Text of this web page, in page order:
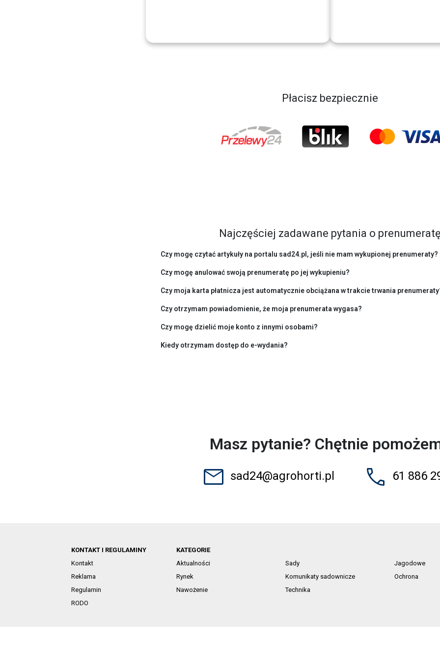
Płacisz bezpiecznie
Najczęściej zadawane pytania o
Czy mogę czytać artykuły na portalu sad24.pl, jeśli nie mam wykupionej prenumeraty?
Czy mogę anulować swoją prenumeratę po jej wykupieniu?
Czy moja karta płatnicza jest automatycznie obciążana w trakcie trwania
Czy otrzymam powiadomienie, że moja prenumerata wygasa?
Czy mogę dzielić moje konto z innymi osobami?
Kiedy otrzymam dostęp do e-wydania?
Masz pytanie? Chętnie
sad24@agrohorti.pl 61 886
KONTAKT I REGULAMINY
Kontakt
Reklama
Regulamin
RODO
KATEGORIE
Aktualności
Sady
Jagodowe
Rynek
Komunikaty sadownicze
Ochrona
Nawożenie
Technika